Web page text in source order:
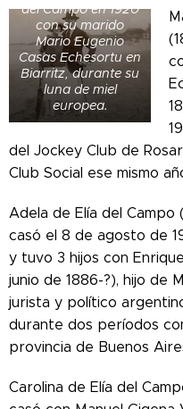
del Campo en 1920
con su marido
Mario Eugenio
Casas Echesortu en
Biarritz, durante su
luna de miel
europea.
del Jockey Club de
Club Social ese mismo
Adela de Elía del Campo
casó el 8 de agosto de
y tuvo 3 hijos con
junio de 1886-?), hijo de
jurista y político
durante dos períodos
provincia de Buenos
Carolina de Elía del